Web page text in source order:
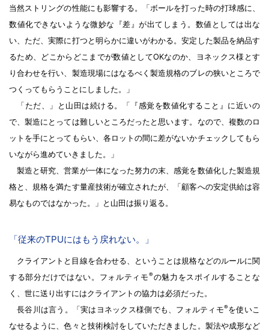
当然ストリングの性能にも影響する。「ボールを打った時の打球感に、
数値化できないような微妙な『差』が出てしまう。数値としては出な
い、ただ、実際に打つと明らかに違いがわかる。安定した製品を納品す
るため、どこからどこまでが数値としてOKなのか、ヨネックス様とす
り合わせを行い、製造現場にはなるべく製造規格のブレの狭いところで
つくってもらうことにしました。」
「ただ、」と山田は続ける。「『感覚を数値化すること』に近いの
で、製造にとっては難しいところだったと思います。なので、複数のロ
ットを手にとってもらい、各ロットの間に差がないかチェックしてもら
いながら進めていきました。」
製造と研究、営業が一体になった努力の末、感覚を数値化した製造規
格と、規格を満たす量産技術が確立されたが、「顧客への安定供給は容
易なものではなかった。」と山田は振り返る。
「従来のTPUにはもう戻れない。」
クライアントと目線を合わせる、ということは規格などのルールに関
する部分だけではない。フォルティモ®の魅力をスポイルすることな
く、世に送り出すにはクライアントの協力は必須だった。
長谷川は言う。「実はヨネックス様側でも、フォルティモ®を使いこ
なせるように、色々と技術検討をしていただきました。製法や成形など